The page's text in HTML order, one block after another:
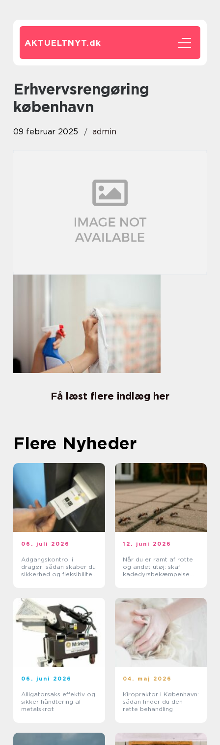
AKTUELTNYT.dk
erhvervsrengøring
københavn
09 februar 2025 admin
Få læst flere indlæg her
Flere Nyheder
06. juli 2026
Adgangskontrol i
dragør: sådan skaber du
sikkerhed og fleksibilitet
12. juni 2026
Når du er ramt af rotte
og andet utøj: skaf
kadedyrsbekæmpelse
06. juni 2026
Alligatorsaks effektiv og
sikker håndtering af
metalskrot
04. maj 2026
Kiropraktor i København:
sådan finder du den
rette behandling